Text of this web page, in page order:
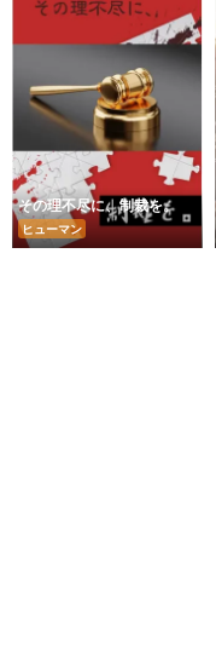
その理不尽に、制裁を。
ヒューマン